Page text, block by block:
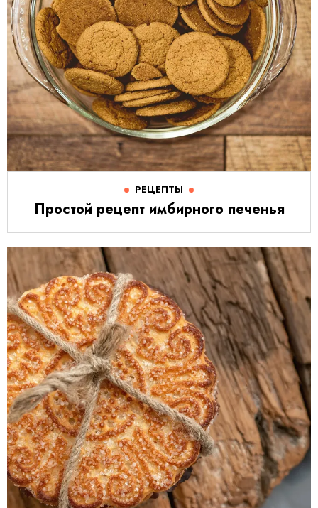
РЕЦЕПТЫ
Простой рецепт имбирного печенья